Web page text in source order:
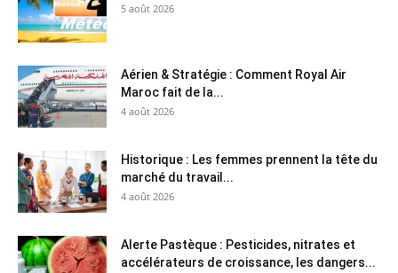
5 août 2026
Aérien & Stratégie : Comment Royal Air
Maroc fait de la...
4 août 2026
Historique : Les femmes prennent la tête du
marché du travail...
4 août 2026
Alerte Pastèque : Pesticides, nitrates et
accélérateurs de croissance, les dangers...